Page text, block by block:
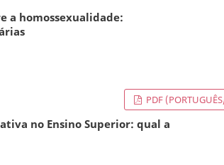
a homossexualidade:
PDF
no Ensino Superior: qual a